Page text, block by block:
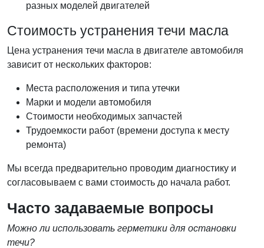
разных моделей двигателей
Стоимость устранения течи масла
Цена устранения течи масла в двигателе автомобиля
зависит от нескольких факторов:
Места расположения и типа утечки
Марки и модели автомобиля
Стоимости необходимых запчастей
Трудоемкости работ (времени доступа к месту
ремонта)
Мы всегда предварительно проводим диагностику и
согласовываем с вами стоимость до начала работ.
Часто задаваемые вопросы
Можно ли использовать герметики для остановки
течи?